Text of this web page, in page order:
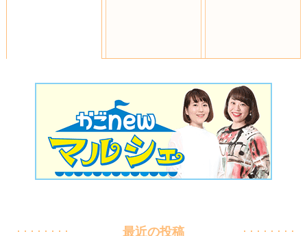
最近の投稿